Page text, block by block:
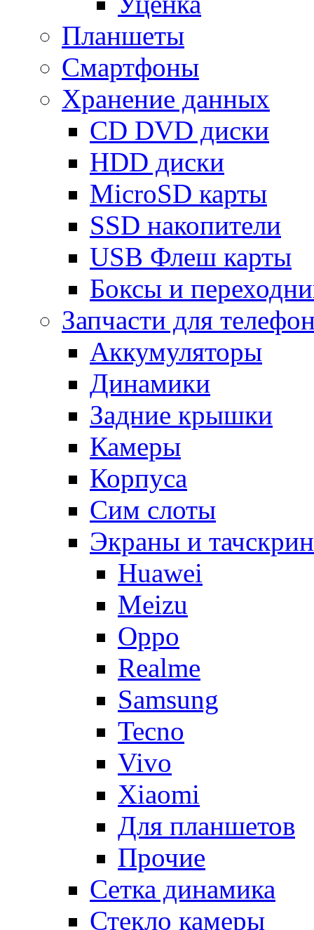
Планшеты
Смартфоны
Хранение данных
CD DVD диски
HDD диски
MicroSD карты
SSD накопители
USB Флеш карты
Боксы и
Запчасти для
Аккумуляторы
Динамики
Задние крышки
Камеры
Корпуса
Сим слоты
Экраны и
Huawei
Meizu
Oppo
Realme
Samsung
Tecno
Vivo
Xiaomi
Для планшетов
Прочие
Сетка динамика
Стекло камеры